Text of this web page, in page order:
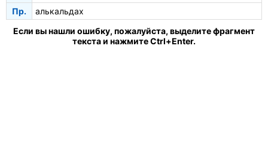
Пр.
алькальдах
Если вы нашли ошибку, пожалуйста, выделите фрагмент
текста и нажмите Ctrl+Enter.